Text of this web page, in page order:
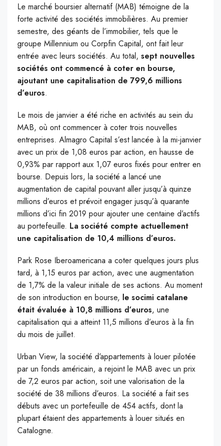
Le marché boursier alternatif (MAB) témoigne de la
forte activité des sociétés immobilières. Au premier
semestre, des géants de l’immobilier, tels que le
groupe Millennium ou Corpfin Capital, ont fait leur
entrée avec leurs sociétés. Au total, sept nouvelles
sociétés ont commencé à coter en bourse,
ajoutant une capitalisation de 799,6 millions
d’euros.
Le mois de janvier a été riche en activités au sein du
MAB, où ont commencer à coter trois nouvelles
entreprises. Almagro Capital s’est lancée à la mi-janvier
avec un prix de 1,08 euros par action, en hausse de
0,93% par rapport aux 1,07 euros fixés pour entrer en
bourse. Depuis lors, la société a lancé une
augmentation de capital pouvant aller jusqu’à quinze
millions d’euros et prévoit engager jusqu’à quarante
millions d’ici fin 2019 pour ajouter une centaine d’actifs
au portefeuille. La société compte actuellement
une capitalisation de 10,4 millions d’euros.
Park Rose Iberoamericana a coter quelques jours plus
tard, à 1,15 euros par action, avec une augmentation
de 1,7% de la valeur initiale de ses actions. Au moment
de son introduction en bourse, le socimi catalane
était évaluée à 10,8 millions d’euros, une
capitalisation qui a atteint 11,5 millions d’euros à la fin
du mois de juillet.
Urban View, la société d’appartements à louer pilotée
par un fonds américain, a rejoint le MAB avec un prix
de 7,2 euros par action, soit une valorisation de la
société de 38 millions d’euros. La société a fait ses
débuts avec un portefeuille de 454 actifs, dont la
plupart étaient des appartements à louer situés en
Catalogne.